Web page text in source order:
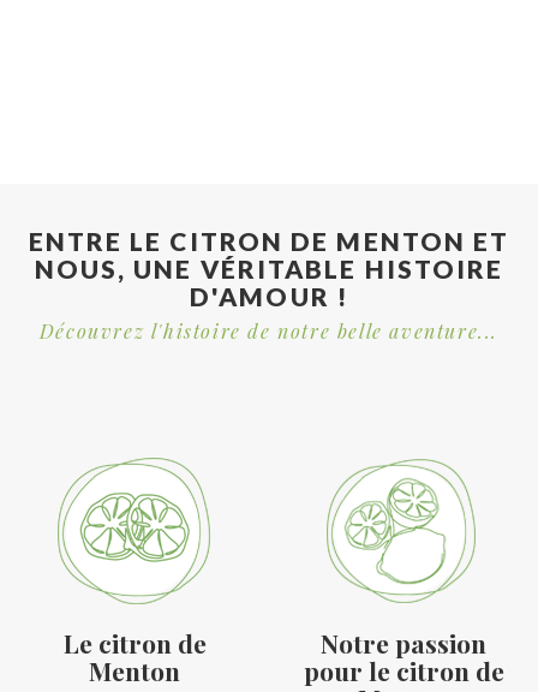
ENTRE LE CITRON DE MENTON ET
NOUS, UNE VÉRITABLE HISTOIRE
D'AMOUR !
Découvrez l'histoire de notre belle aventure...
Le citron de
Menton
Notre passion
pour le citron de